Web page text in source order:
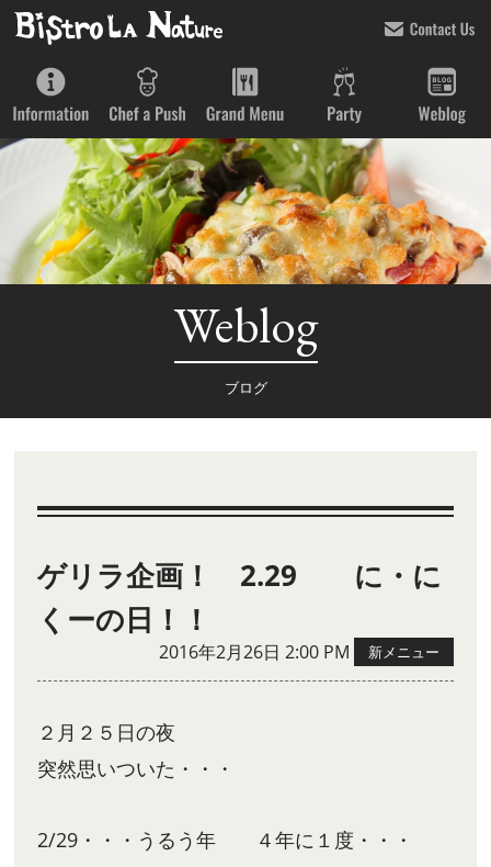
Weblog
ブログ
ゲリラ企画！ 2.29 に・に
くーの日！！
2016年2月26日 2:00 PM 新メニュー
２月２５日の夜
突然思いついた・・・
2/29・・・うるう年 ４年に１度・・・